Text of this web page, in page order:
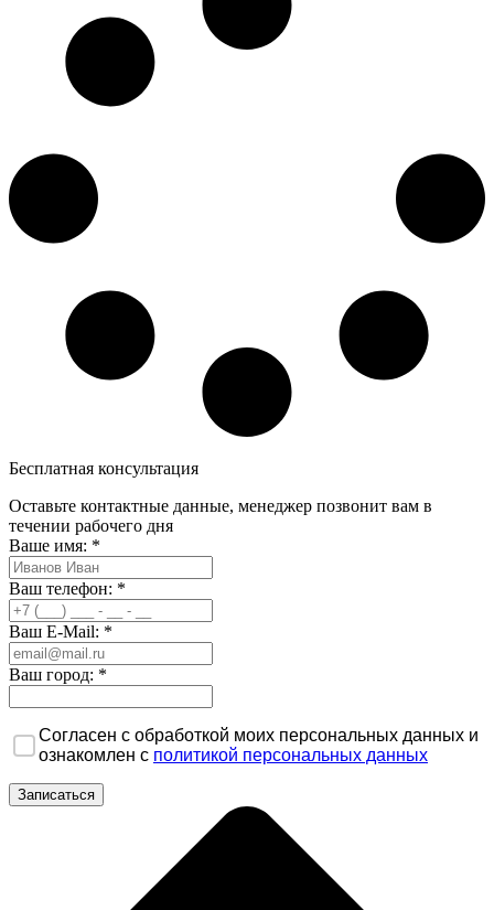
Бесплатная консультация
Оставьте контактные данные, менеджер позвонит вам в
течении рабочего дня
Ваше имя: *
Ваш телефон: *
Ваш E-Mail: *
Ваш город: *
Согласен с обработкой моих персональных данных и
ознакомлен с политикой персональных данных